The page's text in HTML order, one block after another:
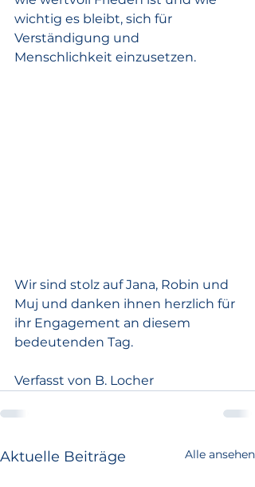
wichtig es bleibt, sich für
Verständigung und
Menschlichkeit einzusetzen.
Wir sind stolz auf Jana, Robin und
Muj und danken ihnen herzlich für
ihr Engagement an diesem
bedeutenden Tag.
Verfasst von B. Locher
Aktuelle Beiträge Alle ansehen